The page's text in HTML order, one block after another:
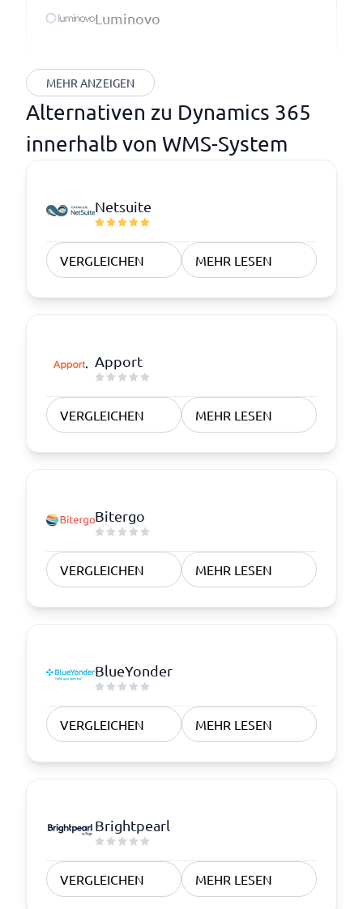
Luminovo
MEHR ANZEIGEN
Alternativen zu Dynamics 365
innerhalb von WMS-System
Netsuite
VERGLEICHEN MEHR LESEN
Apport
VERGLEICHEN MEHR LESEN
Bitergo
VERGLEICHEN MEHR LESEN
BlueYonder
VERGLEICHEN MEHR LESEN
Brightpearl
VERGLEICHEN MEHR LESEN